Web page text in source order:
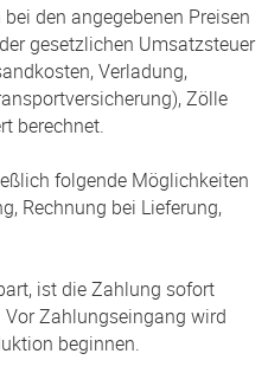
den angegebenen Preisen
gesetzlichen Umsatzsteuer
Verladung,
Zölle
berechnet.
folgende Möglichkeiten
Rechnung bei Lieferung,
ist die Zahlung sofort
Zahlungseingang wird
beginnen.